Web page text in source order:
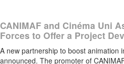
CANIMAF and Cinéma Uni
Forces to Offer a Project
A new partnership to boost animation
announced. The promoter of